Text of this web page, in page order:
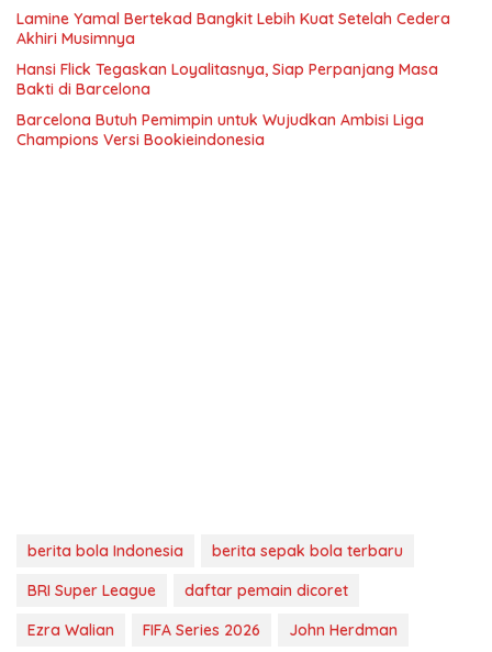
Lamine Yamal Bertekad Bangkit Lebih Kuat Setelah Cedera
Akhiri Musimnya
Hansi Flick Tegaskan Loyalitasnya, Siap Perpanjang Masa
Bakti di Barcelona
Barcelona Butuh Pemimpin untuk Wujudkan Ambisi Liga
Champions Versi Bookieindonesia
berita bola Indonesia
berita sepak bola terbaru
BRI Super League
daftar pemain dicoret
Ezra Walian
FIFA Series 2026
John Herdman